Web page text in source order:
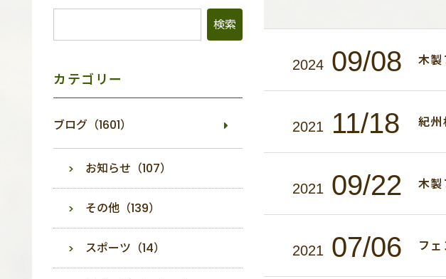
2024 09/08 木製
2021 11/18 紀州
2021 09/22 木製
2021 07/06 フェ
ニ
カテゴリー
ブログ（1601）
お知らせ（107）
その他（139）
スポーツ（14）